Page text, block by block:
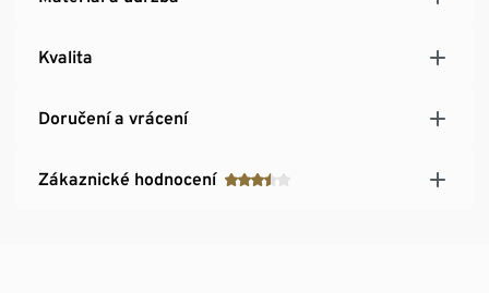
Kvalita
Doručení a vrácení
Zákaznické hodnocení